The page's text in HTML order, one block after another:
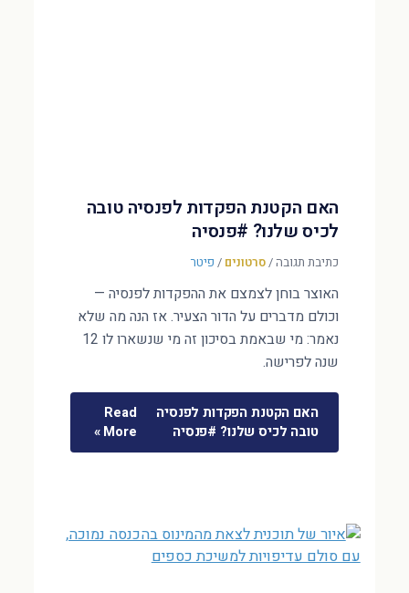
האם הקטנת הפקדות לפנסיה טובה
לכיס שלנו? #פנסיה
כתיבת תגובה/סרטונים / פיטר
האוצר בוחן לצמצם את ההפקדות לפנסיה —
וכולם מדברים על הדור הצעיר. אז הנה מה שלא
נאמר: מי שבאמת בסיכון זה מי שנשארו לו 12
שנה לפרישה.
האם הקטנת הפקדות לפנסיה
טובה לכיס שלנו? #פנסיה
Read
More »